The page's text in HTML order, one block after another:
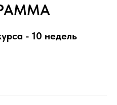
- 10 недель